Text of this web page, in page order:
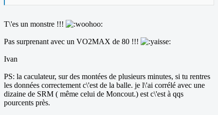
T\'es un monstre !!!
Pas surprenant avec un VO2MAX de 80 !!!
Ivan
PS: la caculateur, sur des montées de plusieurs minutes, si tu rentres
les données correctement c\'est de la balle. je l\'ai corrélé avec une
dizaine de SRM ( même celui de Moncout.) est c\'est à qqs
pourcents près.